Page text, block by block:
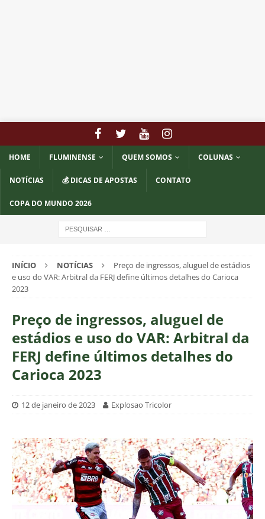
HOME FLUMINENSE QUEM SOMOS COLUNAS
NOTÍCIAS 💰 DICAS DE APOSTAS CONTATO
COPA DO MUNDO 2026
INÍCIO NOTÍCIAS
Preço de ingressos, aluguel de estádios
e uso do VAR: Arbitral da FERJ define últimos detalhes do Carioca
2023
Preço de ingressos, aluguel de
estádios e uso do VAR: Arbitral da
FERJ define últimos detalhes do
Carioca 2023
12 de janeiro de 2023 Explosao Tricolor